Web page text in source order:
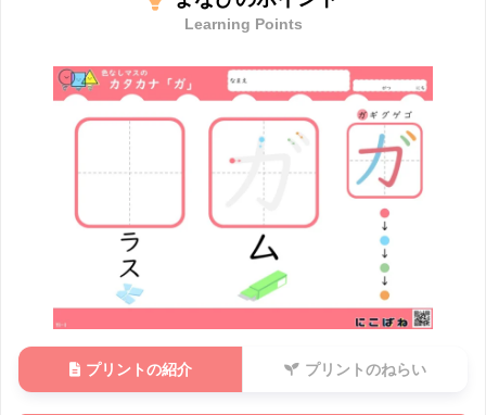
Learning Points
プリントの紹介 プリントのねらい